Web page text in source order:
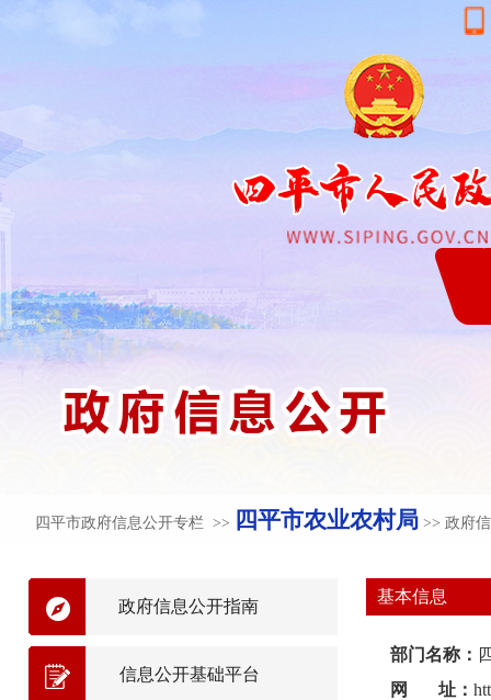
四平市政府信息公开专栏 >> 四平市农业农村局 >> 政府
基本信息
部门名称：
网 址：
政府信息公开指南
信息公开基础平台